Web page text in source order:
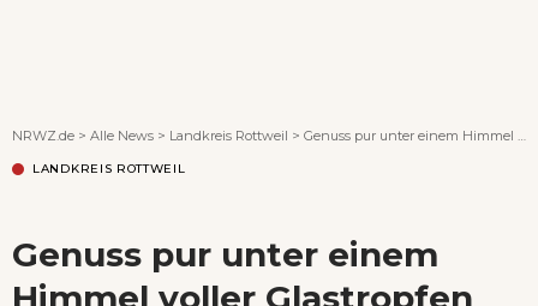
NRWZ.de > Alle News > Landkreis Rottweil > Genuss pur unter einem Himmel voller Glastropfen
LANDKREIS ROTTWEIL
Genuss pur unter einem
Himmel voller Glastropfen